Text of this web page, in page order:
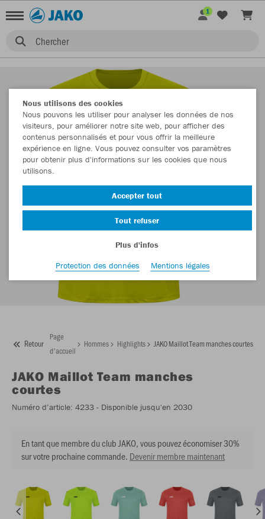
Chercher
1
Retour
Page
d'accueil
Hommes Highlights JAKO Maillot Team manches courtes
JAKO Maillot Team manches
courtes
Numéro d’article: 4233 - Disponible jusqu'en 2030
En tant que membre du club JAKO, vous pouvez économiser 30%
sur votre prochaine commande. Devenir membre maintenant
Nous utilisons des cookies
Nous pouvons les utiliser pour analyser les données de nos
visiteurs, pour améliorer notre site web, pour afficher des
contenus personnalisés et pour vous offrir la meilleure
expérience en ligne. Vous pouvez consulter vos paramètres
pour obtenir plus d'informations sur les cookies que nous
utilisons.
Accepter tout
Tout refuser
Plus d'infos
Protection des données
Mentions légales